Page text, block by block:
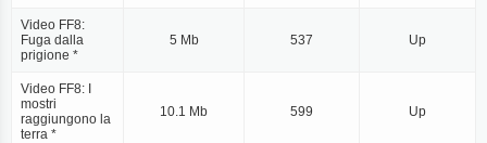
Video FF8:
Fuga dalla
prigione *
5 Mb 537 Up
Video FF8: I
mostri
raggiungono la
terra *
10.1 Mb 599 Up